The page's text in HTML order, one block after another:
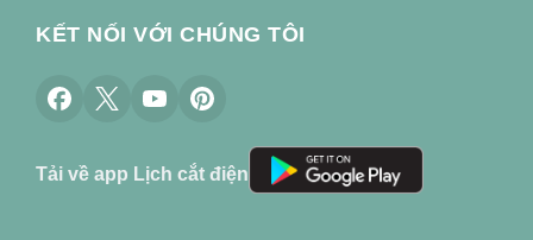
KẾT NỐI VỚI CHÚNG TÔI
Tải về app Lịch cắt điện